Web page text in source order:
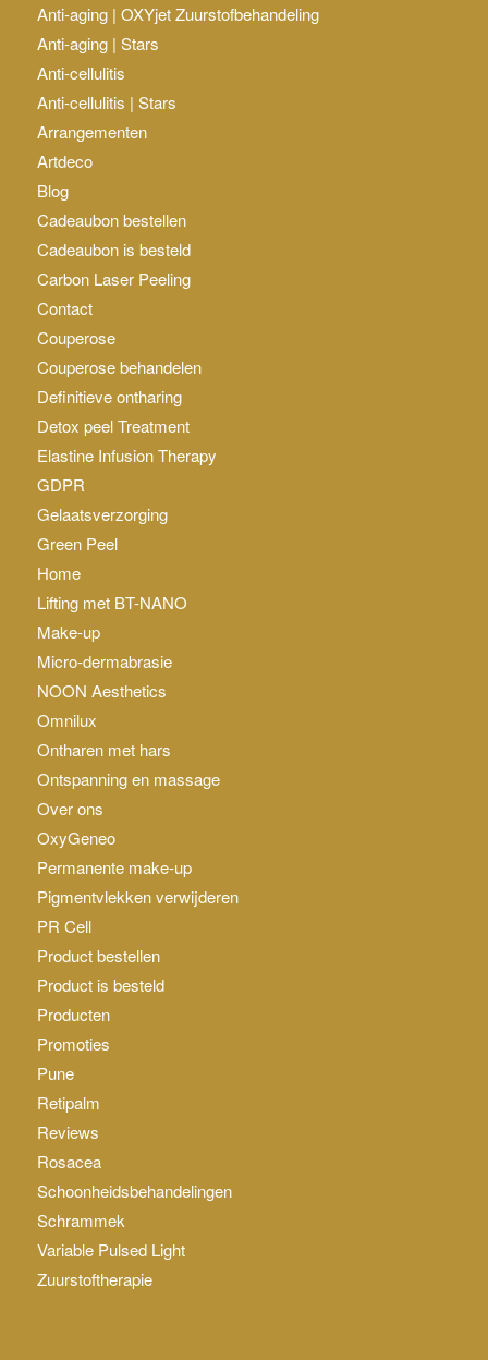
Anti-aging | OXYjet Zuurstofbehandeling
Anti-aging | Stars
Anti-cellulitis
Anti-cellulitis | Stars
Arrangementen
Artdeco
Blog
Cadeaubon bestellen
Cadeaubon is besteld
Carbon Laser Peeling
Contact
Couperose
Couperose behandelen
Definitieve ontharing
Detox peel Treatment
Elastine Infusion Therapy
GDPR
Gelaatsverzorging
Green Peel
Home
Lifting met BT-NANO
Make-up
Micro-dermabrasie
NOON Aesthetics
Omnilux
Ontharen met hars
Ontspanning en massage
Over ons
OxyGeneo
Permanente make-up
Pigmentvlekken verwijderen
PR Cell
Product bestellen
Product is besteld
Producten
Promoties
Pune
Retipalm
Reviews
Rosacea
Schoonheidsbehandelingen
Schrammek
Variable Pulsed Light
Zuurstoftherapie